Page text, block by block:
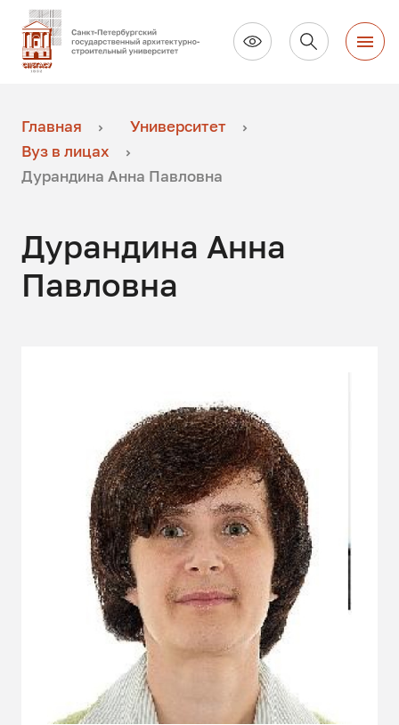
Главная
Университет
Вуз в лицах
Дурандина Анна Павловна
Дурандина Анна
Павловна